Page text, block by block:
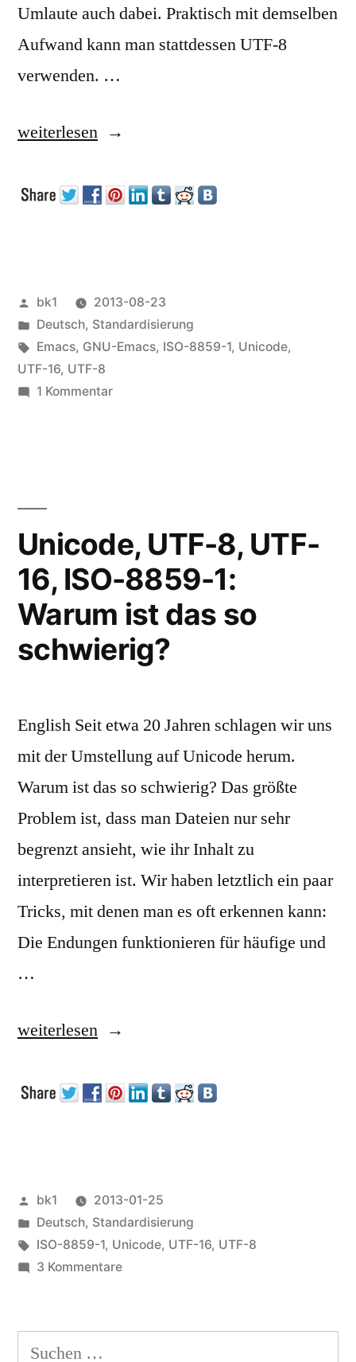
Umlaute auch dabei. Praktisch mit demselben
Aufwand kann man stattdessen UTF-8
verwenden. …
„GNU-
und
weiterlesen
Veröffentlicht
von
bk1
2013-08-23
Veröffentlicht
unter
Deutsch, Standardisierung
Schlagwörter:
Emacs, GNU-Emacs, ISO-8859-1, Unicode,
UTF-16, UTF-8
1 Kommentarzu
Unicode, UTF-8, UTF-
16, ISO-8859-1:
Warum ist das so
schwierig?
English Seit etwa 20 Jahren schlagen wir uns
mit der Umstellung auf Unicode herum.
Warum ist das so schwierig? Das größte
Problem ist, dass man Dateien nur sehr
begrenzt ansieht, wie ihr Inhalt zu
interpretieren ist. Wir haben letztlich ein paar
Tricks, mit denen man es oft erkennen kann:
Die Endungen funktionieren für häufige und
…
„Unicode,
8,
8859-
1:
Warum
weiterlesen
Veröffentlicht
von
bk1
2013-01-25
Veröffentlicht
unter
Deutsch, Standardisierung
Schlagwörter:
ISO-8859-1, Unicode, UTF-16, UTF-8
3 Kommentarezu
8,
Suchen